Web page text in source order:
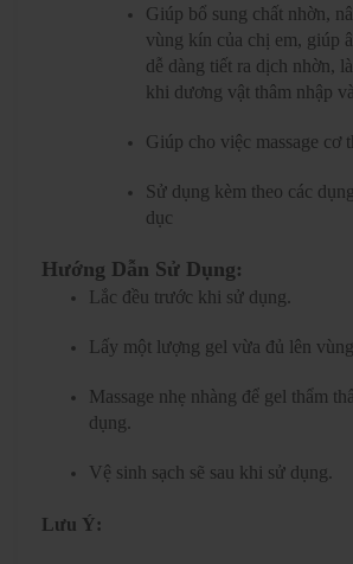
Giúp bổ sung chất nhờn,
vùng kín của chị em, giúp
dễ dàng tiết ra dịch nhờn,
khi dương vật thâm nhập
Giúp cho việc massage cơ
Sử dụng kèm theo các
dục
Hướng Dẫn Sử Dụng:
Lắc đều trước khi sử dụng.
Lấy một lượng gel vừa đủ lên
Massage nhẹ nhàng để gel thẩm
dụng.
Vệ sinh sạch sẽ sau khi sử dụng.
Lưu Ý: